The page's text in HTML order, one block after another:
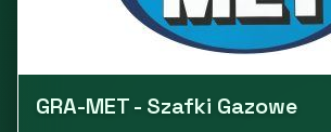
GRA-MET - Szafki Gazowe